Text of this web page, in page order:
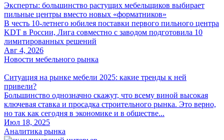
Эксперты: большинство растущих мебельщиков выбирает
пильные центры вместо новых «форматников»
В честь 10-летнего юбилея поставки первого пильного центра
KDT в России, Лига совместно с заводом подготовила 10
лимитированных решений
Авг 4, 2026
Новости мебельного рынка
Ситуация на рынке мебели 2025: какие тренды к ней
привели?
Большинство однозначно скажут, что всему виной высокая
ключевая ставка и просадка строительного рынка. Это верно,
но так как сегодня в экономике и в обществе...
Июл 18, 2025
Аналитика рынка